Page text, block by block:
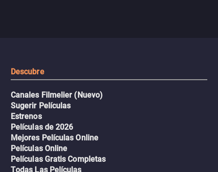
Descubre
Canales Filmelier (Nuevo)
Sugerir Películas
Estrenos
Películas de 2026
Mejores Películas Online
Películas Online
Películas Gratis Completas
Todas Las Películas